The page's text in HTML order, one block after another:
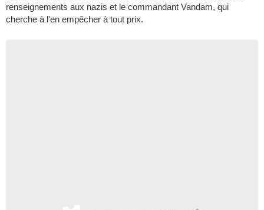
renseignements aux nazis et le commandant Vandam, qui
cherche à l'en empêcher à tout prix.